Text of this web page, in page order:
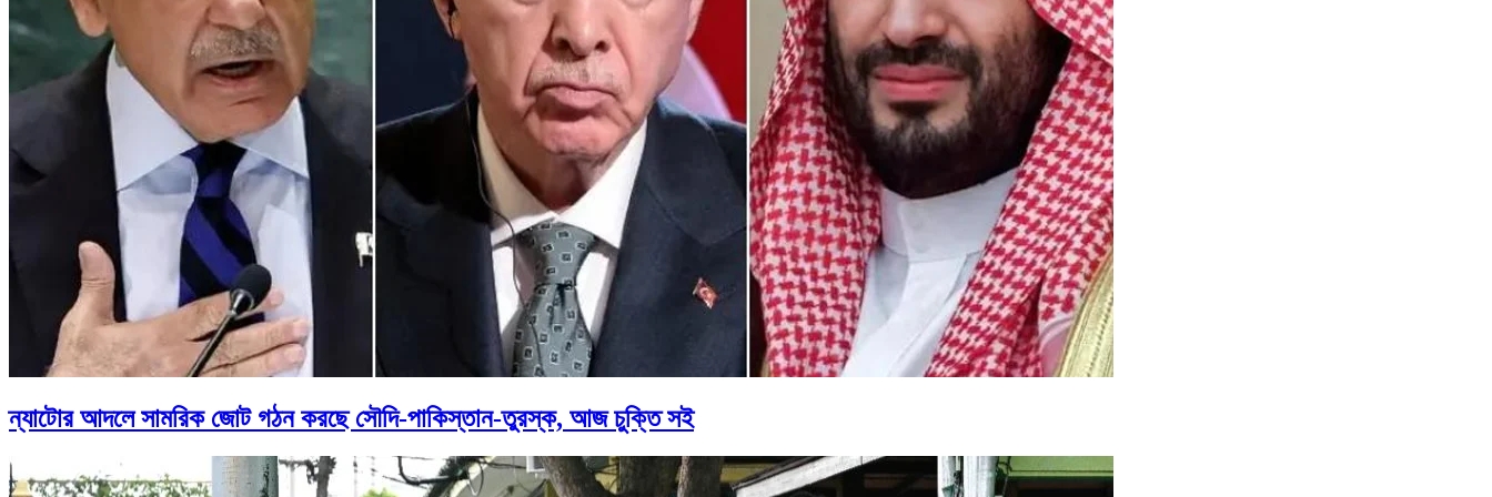
ন্যাটোর আদলে সামরিক জোট গঠন করছে সৌদি-পাকিস্তান-তুরস্ক, আজ চুক্তি সই